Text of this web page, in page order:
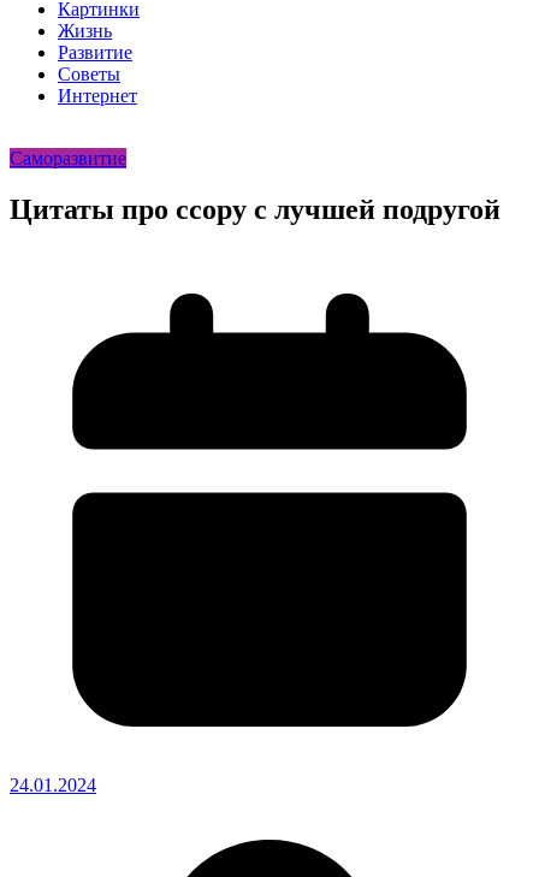
Картинки
Жизнь
Развитие
Советы
Интернет
Саморазвитие
Цитаты про ссору с лучшей подругой
24.01.2024